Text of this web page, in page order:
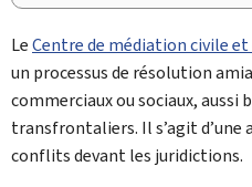
LeCentre de médiation civile
un processus de résolution
commerciaux ou sociaux, aussi
transfrontaliers. Il s’agit
conflits devant les juridictions.